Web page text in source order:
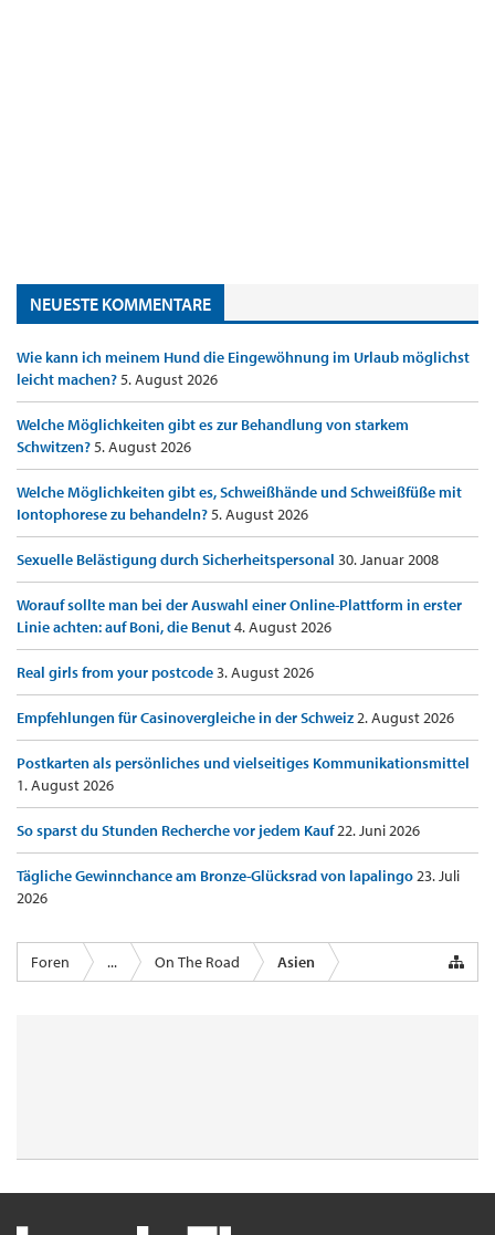
NEUESTE KOMMENTARE
Wie kann ich meinem Hund die Eingewöhnung im Urlaub möglichst
leicht machen?5. August 2026
Welche Möglichkeiten gibt es zur Behandlung von starkem
Schwitzen?5. August 2026
Welche Möglichkeiten gibt es, Schweißhände und Schweißfüße mit
Iontophorese zu behandeln?5. August 2026
Sexuelle Belästigung durch Sicherheitspersonal 30. Januar 2008
Worauf sollte man bei der Auswahl einer Online-Plattform in erster
Linie achten: auf Boni, die Benut4. August 2026
Real girls from your postcode3. August 2026
Empfehlungen für Casinovergleiche in der Schweiz2. August 2026
Postkarten als persönliches und vielseitiges Kommunikationsmittel
1. August 2026
So sparst du Stunden Recherche vor jedem Kauf22. Juni 2026
Tägliche Gewinnchance am Bronze-Glücksrad von lapalingo23. Juli
2026
Foren ... On The Road Asien